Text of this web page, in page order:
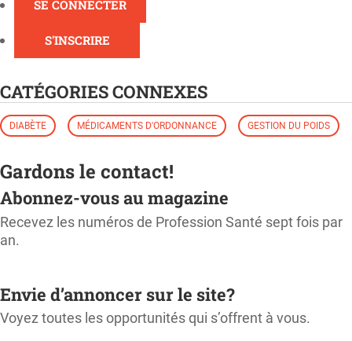
SE CONNECTER
S'INSCRIRE
CATÉGORIES CONNEXES
DIABÈTE MÉDICAMENTS D'ORDONNANCE GESTION DU POIDS
Gardons le contact!
Abonnez-vous au magazine
Recevez les numéros de Profession Santé sept fois par
an.
Envie d’annoncer sur le site?
Voyez toutes les opportunités qui s’offrent à vous.